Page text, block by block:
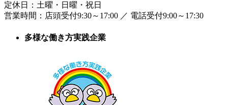
定休日：土曜・日曜・祝日
営業時間： 店頭受付9:30～17:00 ／ 電話受付9:00～17:30
多様な働き方実践企業